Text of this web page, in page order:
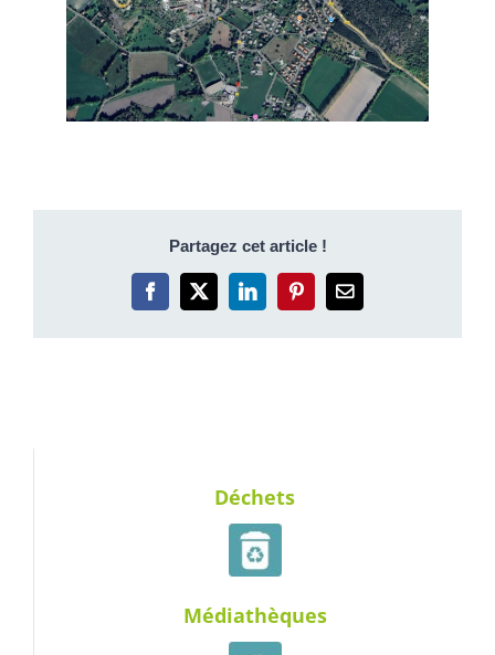
Partagez cet article !
Facebook
X LinkedInPinterestEmail
Déchets
Médiathèques